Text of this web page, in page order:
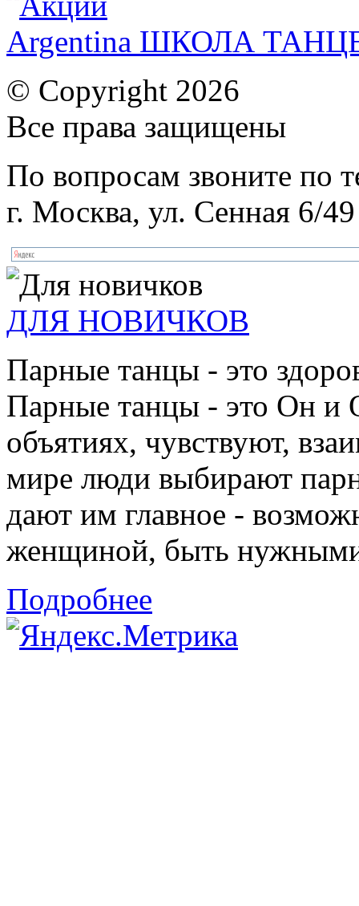
Argentina ШКОЛА
© Copyright 2026
Все права защищены
По вопросам звоните по
г. Москва, ул. Сенная 6/49
ДЛЯ НОВИЧКОВ
Парные танцы - это
Парные танцы - это Он и
объятиях, чувствуют,
мире люди выбирают
дают им главное -
женщиной, быть нужными
Подробнее